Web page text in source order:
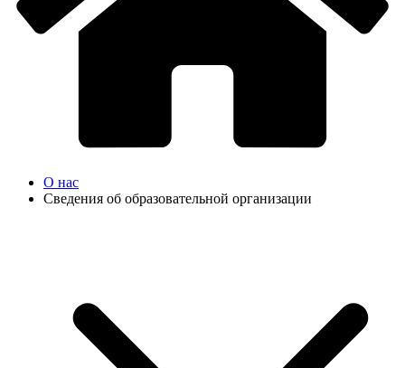
О нас
Сведения об образовательной организации